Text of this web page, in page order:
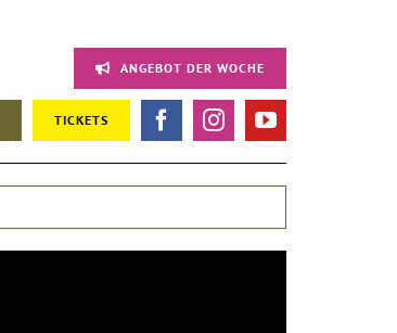
ANGEBOT DER WOCHE
TICKETS